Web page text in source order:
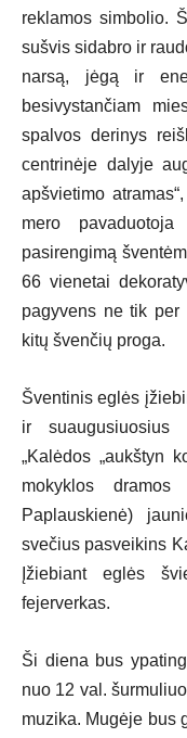
reklamos simbolio.
sušvis sidabro ir
narsą, jėgą ir
besivystančiam
spalvos derinys
centrinėje dalyje
apšvietimo
mero
pasirengimą
66 vienetai
pagyvens ne tik per
kitų švenčių proga.
Šventinis eglės
ir
„Kalėdos „aukštyn
mokyklos dramos
Paplauskienė)
svečius pasveikins
Įžiebiant eglės
fejerverkas.
Ši diena bus
nuo 12 val.
muzika. Mugėje bus